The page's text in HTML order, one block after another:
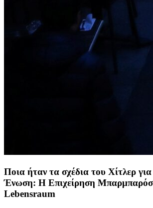
Ποια ήταν τα σχέδια του Χίτλερ
Ένωση: Η Επιχείρηση
Lebensraum